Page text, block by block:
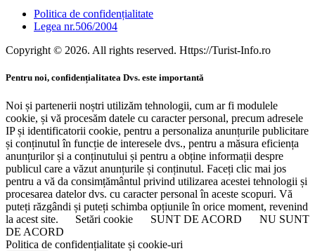
Politica de confidențialitate
Legea nr.506/2004
Copyright © 2026. All rights reserved. Https://Turist-Info.ro
Pentru noi, confidențialitatea Dvs. este importantă
Noi și partenerii noștri utilizăm tehnologii, cum ar fi modulele
cookie, și vă procesăm datele cu caracter personal, precum adresele
IP și identificatorii cookie, pentru a personaliza anunțurile publicitare
și conținutul în funcție de interesele dvs., pentru a măsura eficiența
anunțurilor și a conținutului și pentru a obține informații despre
publicul care a văzut anunțurile și conținutul. Faceți clic mai jos
pentru a vă da consimțământul privind utilizarea acestei tehnologii și
procesarea datelor dvs. cu caracter personal în aceste scopuri. Vă
puteți răzgândi și puteți schimba opțiunile în orice moment, revenind
la acest site.
Setări cookie SUNT DE ACORD
NU SUNT
DE ACORD
Politica de confidențialitate și cookie-uri